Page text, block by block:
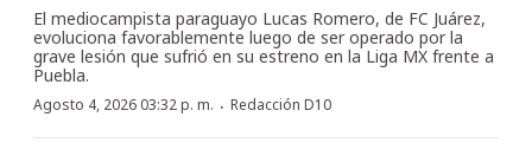
El mediocampista paraguayo Lucas Romero, de FC Juárez,
evoluciona favorablemente luego de ser operado por la
grave lesión que sufrió en su estreno en la Liga MX frente a
Puebla.
Agosto 4, 2026 03:32 p. m. · Redacción D10